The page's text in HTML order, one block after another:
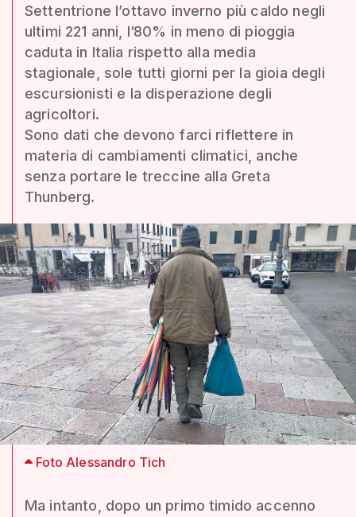
Settentrione l’ottavo inverno più caldo negli
ultimi 221 anni, l’80% in meno di pioggia
caduta in Italia rispetto alla media
stagionale, sole tutti giorni per la gioia degli
escursionisti e la disperazione degli
agricoltori.
Sono dati che devono farci riflettere in
materia di cambiamenti climatici, anche
senza portare le treccine alla Greta
Thunberg.
Foto Alessandro Tich
Ma intanto, dopo un primo timido accenno